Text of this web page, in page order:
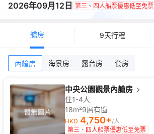
2026年09月12日 第三、四人船票優惠低至免票
艙房 9天行程
內艙房 海景房 露台房 套房
中央公園觀景內艙房
住1-4人
18m²9層有窗
HKD 4,750+/人
第三、四人船票優惠低至免票